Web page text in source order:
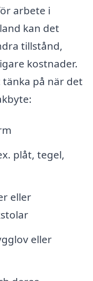
arbete i
kan det
tillstånd,
kostnader.
på när det
plåt, tegel,
eller
eller